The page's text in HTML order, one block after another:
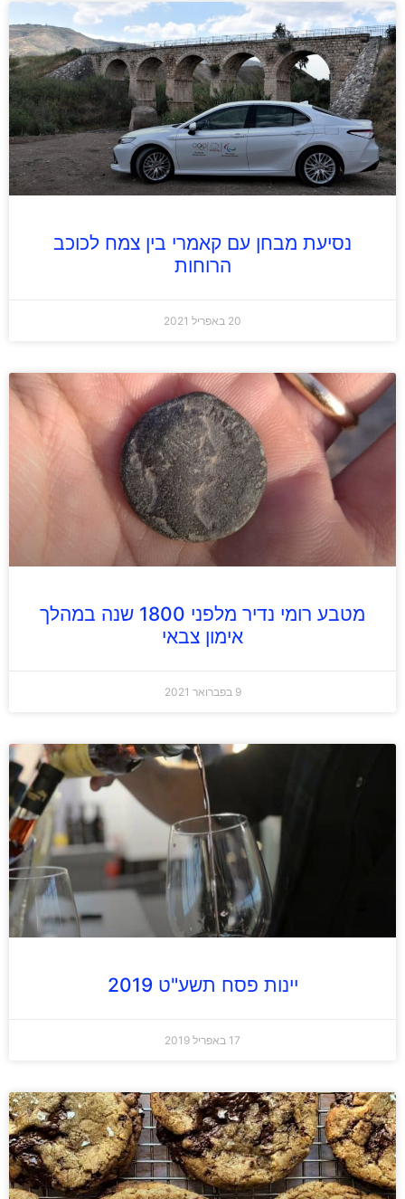
נסיעת מבחן עם קאמרי בין צמח לכוכב
הרוחות
20 באפריל 2021
מטבע רומי נדיר מלפני 1800 שנה במהלך
אימון צבאי
9 בפברואר 2021
יינות פסח תשע"ט 2019
17 באפריל 2019